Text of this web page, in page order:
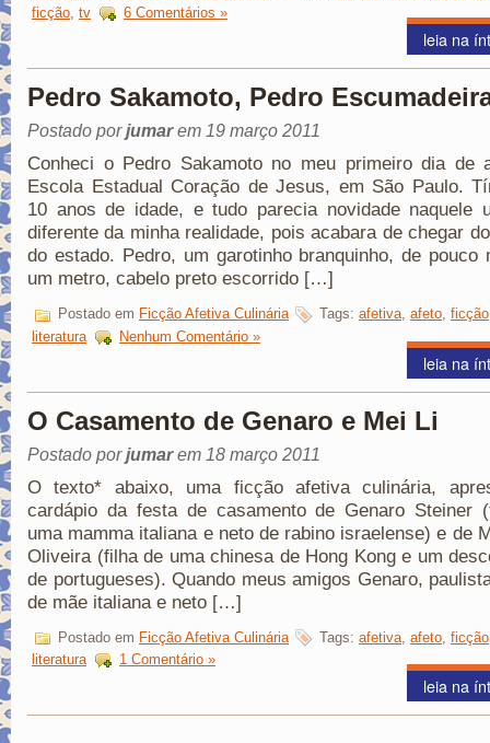
ficção, tv 6 Comentários »
leia na
Pedro Sakamoto, Pedro
Postado porjumarem 19 março 2011
Conheci o Pedro Sakamoto no meu primeiro dia de
Escola Estadual Coração de Jesus, em São Paulo.
10 anos de idade, e tudo parecia novidade naquele
diferente da minha realidade, pois acabara de chegar
do estado. Pedro, um garotinho branquinho, de pouco
um metro, cabelo preto escorrido […]
Postado em Ficção Afetiva Culinária Tags: afetiva, afeto, ficção
literatura
Nenhum Comentário »
leia na
O Casamento de Genaro e Mei Li
Postado porjumarem 18 março 2011
O texto* abaixo, uma ficção afetiva culinária,
cardápio da festa de casamento de Genaro Steiner
uma mamma italiana e neto de rabino israelense) e de
Oliveira (filha de uma chinesa de Hong Kong e um
de portugueses). Quando meus amigos Genaro,
de mãe italiana e neto […]
Postado em Ficção Afetiva Culinária Tags: afetiva afeto ficção
literatura
1 Comentário »
leia na